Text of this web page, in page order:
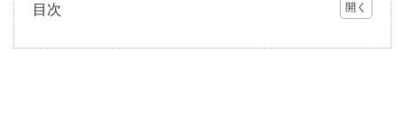
目次
外壁